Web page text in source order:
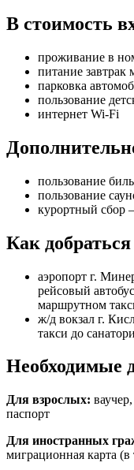
В стоимость
проживание в
питание завтрак
парковка
пользование
интернет Wi-Fi
пользование
пользование
курортный сбор
Как добраться
аэропорт г.
рейсовый
маршрутном
ж/д вокзал г.
такси до
Необходимые
Для взрослых:
паспорт
Для иностранных
миграционная карта